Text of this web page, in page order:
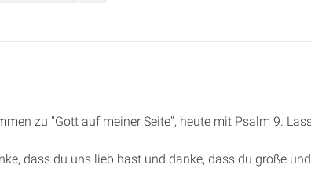
zu "Gott auf meiner Seite", heute mit Psalm 9.
dass du uns lieb hast und danke, dass du große